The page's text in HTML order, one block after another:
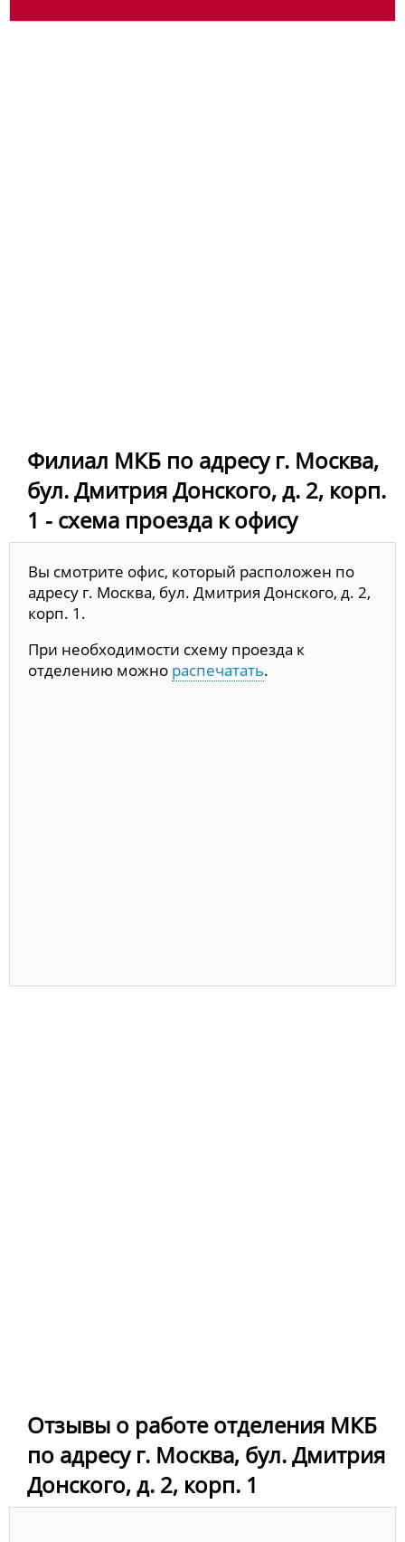
Филиал МКБ по адресу г. Москва,
бул. Дмитрия Донского, д. 2, корп.
1 - схема проезда к офису
Вы смотрите офис, который расположен по
адресу г. Москва, бул. Дмитрия Донского, д. 2,
корп. 1.
При необходимости схему проезда к
отделению можно распечатать.
Отзывы о работе отделения МКБ
по адресу г. Москва, бул. Дмитрия
Донского, д. 2, корп. 1